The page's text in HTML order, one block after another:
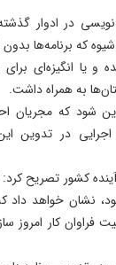
در ادوار
که برنامه‌ها بدون
یا انگیزه‌ای برای
به همراه داشت.
شود که
در تدوین
کشور تصریح کرد:
نشان خواهد داد
کار امروز